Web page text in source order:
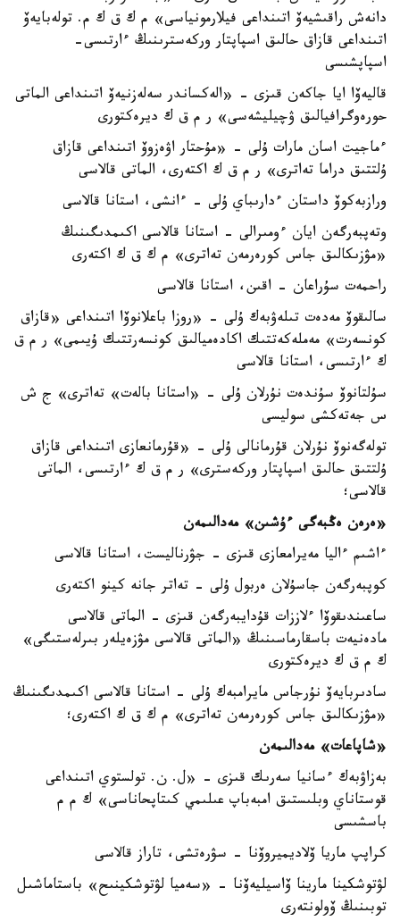
دانەش راقىشيەۆ اتىنداعى فيلارمونياسى» م ك ق ك م. تولەبايەۆ
اتىنداعى قازاق حالىق اسپاپتار وركەسترىنىڭ ءارتىسى-
اسپاپشىسى
قاليەۆا ايا جاكەن قىزى - «الەكساندر سەلەزنيەۆ اتىنداعى الماتى
حورەوگرافيالىق ۋچيليشەسى» ر م ق ك ديرەكتورى
ءماجيت اسان مارات ۇلى - «مۇحتار اۋەزوۆ اتىنداعى قازاق
ۇلتتىق دراما تەاترى» ر م ق ك اكتەرى، الماتى قالاسى
ورازبەكوۆ داستان ءدارىباي ۇلى - ءانشى، استانا قالاسى
وتەپبەرگەن ايان ءومىرالى - استانا قالاسى اكىمدىگىنىڭ
«مۋزىكالىق جاس كورەرمەن تەاترى» م ك ق ك اكتەرى
راحمەت سۇراعان - اقىن، استانا قالاسى
سالىقوۆ مەدەت تىلەۋبەك ۇلى - «روزا باعلانوۆا اتىنداعى «قازاق
كونسەرت» مەملەكەتتىك اكادەميالىق كونسەرتتىك ۇيىمى» ر م ق
ك ءارتىسى، استانا قالاسى
سۇلتانوۆ سۇندەت نۇرلان ۇلى - «استانا بالەت» تەاترى» ج ش
س جەتەكشى سوليسى
تولەگەنوۆ نۇرلان قۇرمانالى ۇلى - «قۇرمانعازى اتىنداعى قازاق
ۇلتتىق حالىق اسپاپتار وركەسترى» ر م ق ك ءارتىسى، الماتى
قالاسى؛
«ەرەن ەڭبەگى ءۇشىن» مەدالىمەن
ءاشىم ءاليا مەيرامعازى قىزى - جۋرناليست، استانا قالاسى
كوپبەرگەن جاسۇلان ەربول ۇلى - تەاتر جانە كينو اكتەرى
ساعىندىقوۆا ءلاززات قۇدايبەرگەن قىزى - الماتى قالاسى
مادەنيەت باسقارماسىنىڭ «الماتى قالاسى مۋزەيلەر بىرلەستىگى»
ك م ق ك ديرەكتورى
سادىربايەۆ نۇرجاس مايرامبەك ۇلى - استانا قالاسى اكىمدىگىنىڭ
«مۋزىكالىق جاس كورەرمەن تەاترى» م ك ق ك اكتەرى؛
«شاپاعات» مەدالىمەن
بەزاۋبەك ءسانيا سەرىك قىزى - «ل. ن. تولستوي اتىنداعى
قوستاناي وبلىستىق امبەباپ عىلىمي كىتاپحاناسى» ك م م
باسشىسى
كراپپ ماريا ۆلاديميروۆنا - سۋرەتشى، تاراز قالاسى
لۋتوشكينا مارينا ۆاسيليەۆنا - «سەميا لۋتوشكينىح» باستاماشىل
توبىنىڭ ۆولونتەرى